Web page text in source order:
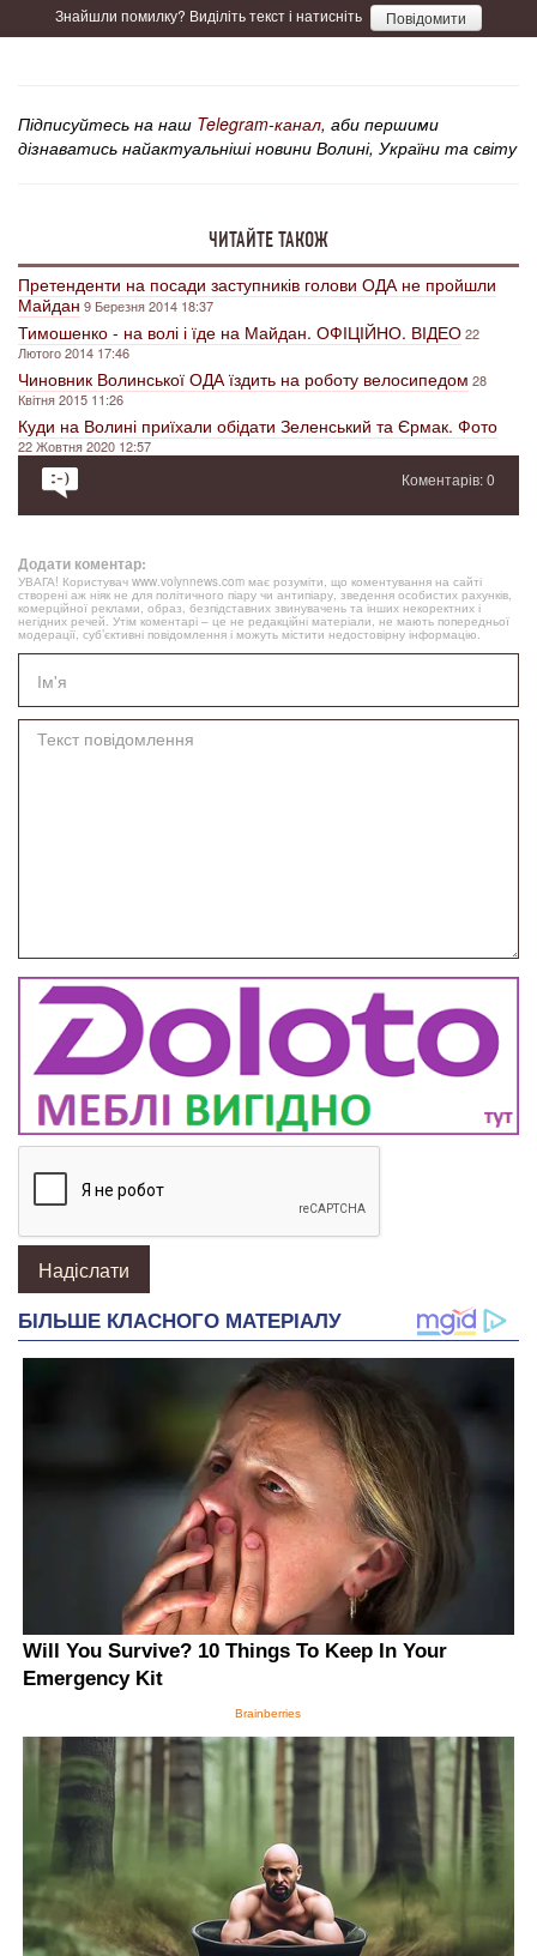
Знайшли помилку? Виділіть текст і натисніть Повідомити
Підписуйтесь на наш Telegram-канал, аби першими
дізнаватись найактуальніші новини Волині, України та світу
ЧИТАЙТЕ ТАКОЖ
Претенденти на посади заступників голови ОДА не пройшли
Майдан9 Березня 2014 18:37
Тимошенко - на волі і їде на Майдан. ОФІЦІЙНО. ВІДЕО22
Лютого 2014 17:46
Чиновник Волинської ОДА їздить на роботу велосипедом 28
Квітня 2015 11:26
Куди на Волині приїхали обідати Зеленський та Єрмак. Фото
22 Жовтня 2020 12:57
Коментарів: 0
Додати коментар:
УВАГА! Користувач www.volynnews.com має розуміти, що коментування на сайті
створені аж ніяк не для політичного піару чи антипіару, зведення особистих рахунків,
комерційної реклами, образ, безпідставних звинувачень та інших некоректних і
негідних речей. Утім коментарі – це не редакційні матеріали, не мають попередньої
модерації, суб’єктивні повідомлення і можуть містити недостовірну інформацію.